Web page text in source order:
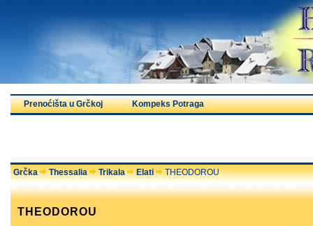
Prenoćišta u Grčkoj Kompeks Potraga
Grčka Thessalia Trikala Elati THEODOROU
THEODOROU